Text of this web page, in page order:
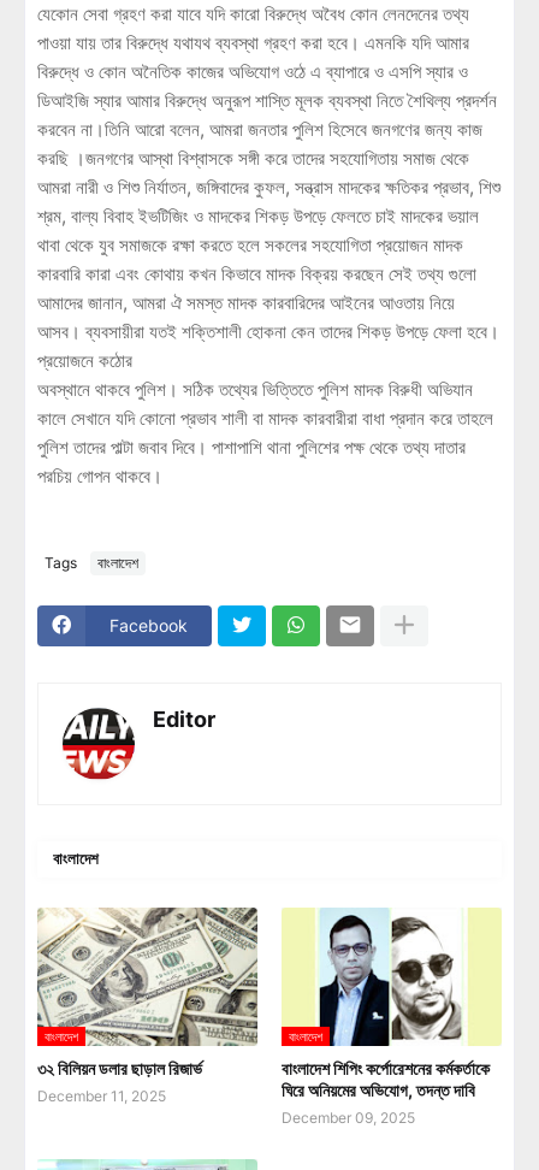
যেকোন সেবা গ্রহণ করা যাবে যদি কারো বিরুদ্ধে অবৈধ কোন লেনদেনের তথ্য
পাওয়া যায় তার বিরুদ্ধে যথাযথ ব্যবস্থা গ্রহণ করা হবে। এমনকি যদি আমার
বিরুদ্ধে ও কোন অনৈতিক কাজের অভিযোগ ওঠে এ ব্যাপারে ও এসপি স্যার ও
ডিআইজি স্যার আমার বিরুদ্ধে অনুরূপ শাস্তি মূলক ব্যবস্থা নিতে শৈথিল্য প্রদর্শন
করবেন না।তিনি আরো বলেন, আমরা জনতার পুলিশ হিসেবে জনগণের জন্য কাজ
করছি ।জনগণের আস্থা বিশ্বাসকে সঙ্গী করে তাদের সহযোগিতায় সমাজ থেকে
আমরা নারী ও শিশু নির্যাতন, জঙ্গিবাদের কুফল, সন্ত্রাস মাদকের ক্ষতিকর প্রভাব, শিশু
শ্রম, বাল্য বিবাহ ইভটিজিং ও মাদকের শিকড় উপড়ে ফেলতে চাই মাদকের ভয়াল
থাবা থেকে যুব সমাজকে রক্ষা করতে হলে সকলের সহযোগিতা প্রয়োজন মাদক
কারবারি কারা এবং কোথায় কখন কিভাবে মাদক বিক্রয় করছেন সেই তথ্য গুলো
আমাদের জানান, আমরা ঐ সমস্ত মাদক কারবারিদের আইনের আওতায় নিয়ে
আসব। ব্যবসায়ীরা যতই শক্তিশালী হোকনা কেন তাদের শিকড় উপড়ে ফেলা হবে।
প্রয়োজনে কঠোর
অবস্থানে থাকবে পুলিশ। সঠিক তথ্যের ভিত্তিতে পুলিশ মাদক বিরুধী অভিযান
কালে সেখানে যদি কোনো প্রভাব শালী বা মাদক কারবারীরা বাধা প্রদান করে তাহলে
পুলিশ তাদের পাল্টা জবাব দিবে। পাশাপাশি থানা পুলিশের পক্ষ থেকে তথ্য দাতার
পরচিয় গোপন থাকবে।
Tags বাংলাদেশ
Facebook
Editor
বাংলাদেশ
বাংলাদেশ
৩২ বিলিয়ন ডলার ছাড়াল রিজার্ভ
December 11, 2025
বাংলাদেশ
বাংলাদেশ শিপিং কর্পোরেশনের কর্মকর্তাকে
ঘিরে অনিয়মের অভিযোগ, তদন্ত দাবি
December 09, 2025